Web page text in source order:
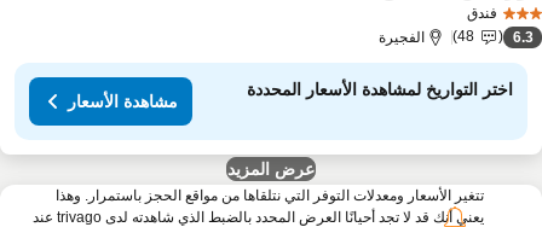
فندق
6.3
48 الفجيرة
اختر التواريخ لمشاهدة الأسعار المحددة
مشاهدة الأسعار
عرض المزيد
تتغير الأسعار ومعدلات التوفر التي نتلقاها من مواقع الحجز باستمرار. وهذا
يعني أنك قد لا تجد أحيانًا العرض المحدد بالضبط الذي شاهدته لدى trivago عند